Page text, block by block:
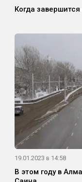
Когда
19.01.2023 в 14:58
В этом году в